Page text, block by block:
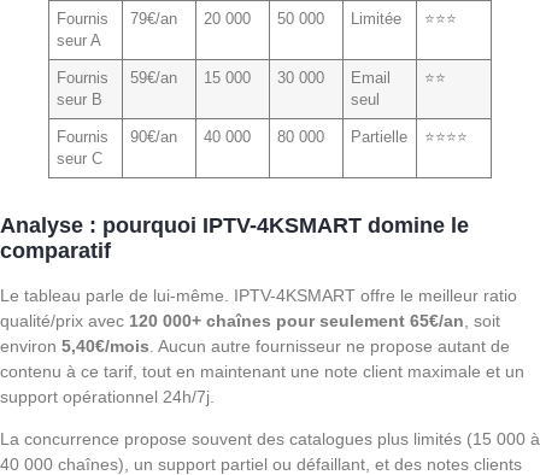
Fournis
seur A
79€/an 20 000 50 000 Limitée ⭐⭐⭐
Fournis
seur B
59€/an 15 000 30 000
Email
seul
⭐⭐
Fournis
seur C
90€/an 40 000 80 000 Partielle ⭐⭐⭐⭐
Analyse : pourquoi IPTV-4KSMART domine le
comparatif
Le tableau parle de lui-même. IPTV-4KSMART offre le meilleur ratio
qualité/prix avec 120 000+ chaînes pour seulement 65€/an , soit
environ 5,40€/mois . Aucun autre fournisseur ne propose autant de
contenu à ce tarif, tout en maintenant une note client maximale et un
support opérationnel 24h/7j.
La concurrence propose souvent des catalogues plus limités (15 000 à
40 000 chaînes), un support partiel ou défaillant, et des notes clients